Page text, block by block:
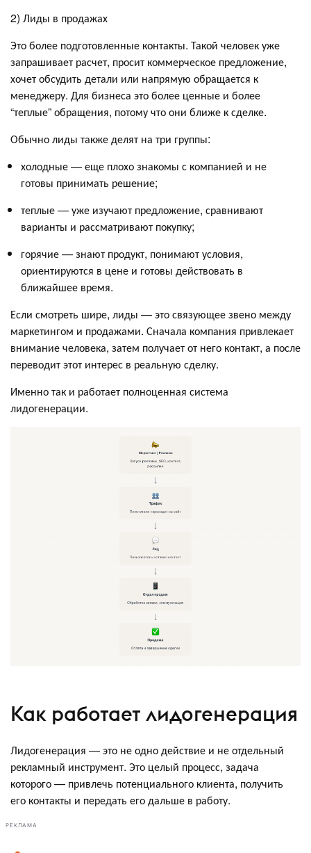
2) Лиды в продажах
Это более подготовленные контакты. Такой человек уже
запрашивает расчет, просит коммерческое предложение,
хочет обсудить детали или напрямую обращается к
менеджеру. Для бизнеса это более ценные и более
“теплые” обращения, потому что они ближе к сделке.
Обычно лиды также делят на три группы:
холодные — еще плохо знакомы с компанией и не
готовы принимать решение;
теплые — уже изучают предложение, сравнивают
варианты и рассматривают покупку;
горячие — знают продукт, понимают условия,
ориентируются в цене и готовы действовать в
ближайшее время.
Если смотреть шире, лиды — это связующее звено между
маркетингом и продажами. Сначала компания привлекает
внимание человека, затем получает от него контакт, а после
переводит этот интерес в реальную сделку.
Именно так и работает полноценная система
лидогенерации.
Как работает лидогенерация
Лидогенерация — это не одно действие и не отдельный
рекламный инструмент. Это целый процесс, задача
которого — привлечь потенциального клиента, получить
его контакты и передать его дальше в работу.
РЕКЛАМА